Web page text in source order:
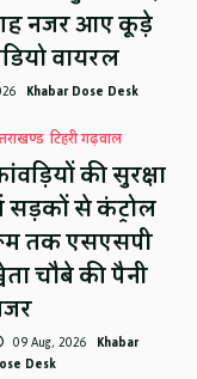
नजर आए कूड़े
वायरल
Khabar Dose Desk
टिहरी गढ़वाल
की सुरक्षा
सड़कों से कंट्रोल
तक एसएसपी
चौबे की पैनी
09 Aug, 2026 Khabar
Desk